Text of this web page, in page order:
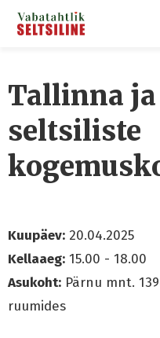
Tallinna
seltsiliste
Kuupäev: 20.04.2025
Kellaaeg: 15.00 - 18.00
Asukoht: Pärnu mnt.
ruumides